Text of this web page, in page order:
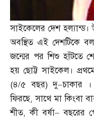
সাইকেলের দেশ হল্যান্ড।
অবস্থিত এই দেশটিকে
জন্মের পর শিশু হাঁটতে
হয় ছোট্ট সাইকেল।
(৪/৫ বছর)দু–চাকার
ফিরছে,সাথে মা কিংবা
শীত,কী বর্ষা–বছরের